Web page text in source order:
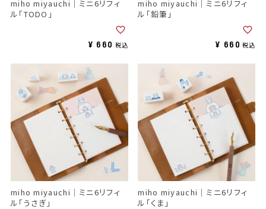
miho miyauchi｜ミニ6リフィ
ル「TODO」
¥ 660 税込
miho miyauchi｜ミニ6リフィ
ル「鉛筆」
¥ 660 税込
miho miyauchi｜ミニ6リフィ
ル「うさぎ」
miho miyauchi｜ミニ6リフィ
ル「くま」